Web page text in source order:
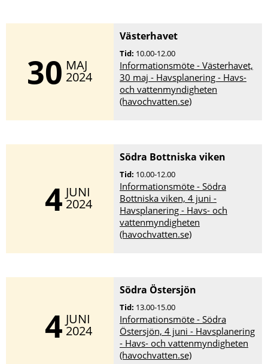
30 MAJ
2024
Västerhavet
Tid: 10.00-12.00
Informationsmöte - Västerhavet,
30 maj - Havsplanering - Havs-
och vattenmyndigheten
(havochvatten.se)
4 JUNI
2024
Södra Bottniska viken
Tid: 10.00-12.00
Informationsmöte - Södra
Bottniska viken, 4 juni -
Havsplanering - Havs- och
vattenmyndigheten
(havochvatten.se)
4 JUNI
2024
Södra Östersjön
Tid: 13.00-15.00
Informationsmöte - Södra
Östersjön, 4 juni - Havsplanering
- Havs- och vattenmyndigheten
(havochvatten.se)